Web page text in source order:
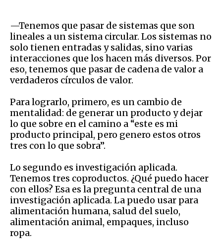
—Tenemos que pasar de sistemas que son
lineales a un sistema circular. Los sistemas no
solo tienen entradas y salidas, sino varias
interacciones que los hacen más diversos. Por
eso, tenemos que pasar de cadena de valor a
verdaderos círculos de valor.
Para lograrlo, primero, es un cambio de
mentalidad: de generar un producto y dejar
lo que sobre en el camino a “este es mi
producto principal, pero genero estos otros
tres con lo que sobra”.
Lo segundo es investigación aplicada.
Tenemos tres coproductos. ¿Qué puedo hacer
con ellos? Esa es la pregunta central de una
investigación aplicada. La puedo usar para
alimentación humana, salud del suelo,
alimentación animal, empaques, incluso
ropa.